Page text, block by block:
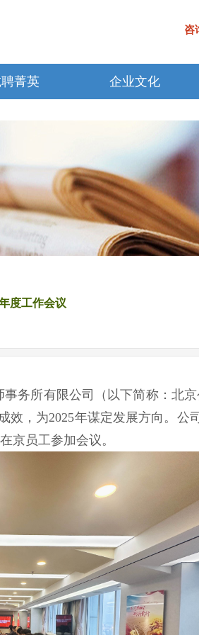
咨
菁英 企业文化
度工作会议
所有限公司（以下简称：北京
效，为2025年谋定发展方向。公
京员工参加会议。